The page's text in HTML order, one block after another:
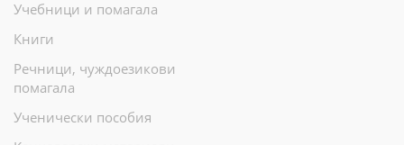
Учебници и помагала
Книги
Речници, чуждоезикови
помагала
Ученически пособия